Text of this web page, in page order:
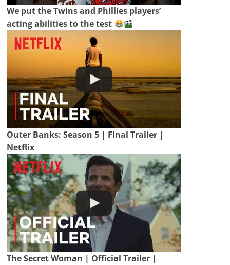
We put the Twins and Phillies players’
acting abilities to the test
Outer Banks: Season 5 | Final Trailer |
Netflix
The Secret Woman | Official Trailer |